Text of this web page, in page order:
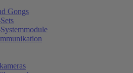
Gongs